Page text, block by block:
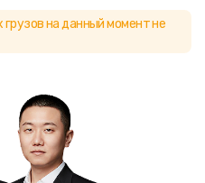
на данный момент не